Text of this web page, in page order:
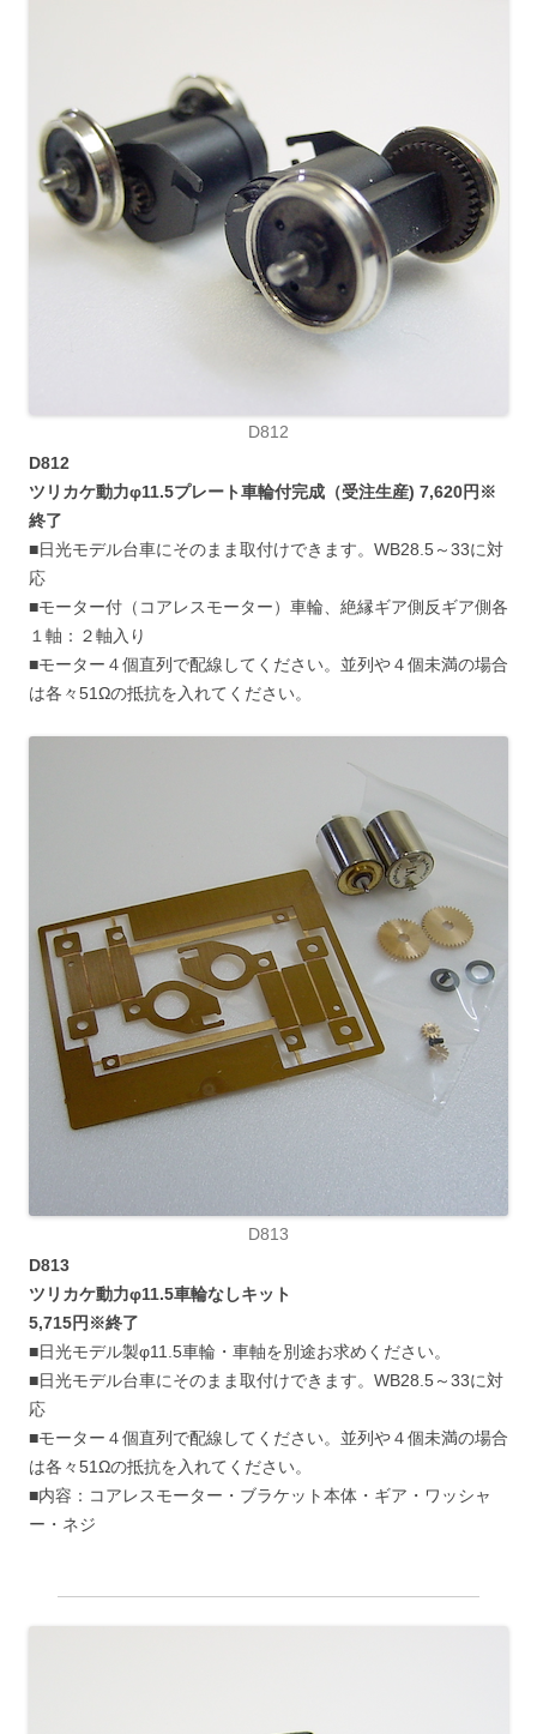
D812
D812
ツリカケ動力φ11.5プレート車輪付完成（受注生産) 7,620円※
終了
■日光モデル台車にそのまま取付けできます。WB28.5～33に対
応
■モーター付（コアレスモーター）車輪、絶縁ギア側反ギア側各
１軸：２軸入り
■モーター４個直列で配線してください。並列や４個未満の場合
は各々51Ωの抵抗を入れてください。
D813
D813
ツリカケ動力φ11.5車輪なしキット
5,715円※終了
■日光モデル製φ11.5車輪・車軸を別途お求めください。
■日光モデル台車にそのまま取付けできます。WB28.5～33に対
応
■モーター４個直列で配線してください。並列や４個未満の場合
は各々51Ωの抵抗を入れてください。
■内容：コアレスモーター・ブラケット本体・ギア・ワッシャ
ー・ネジ